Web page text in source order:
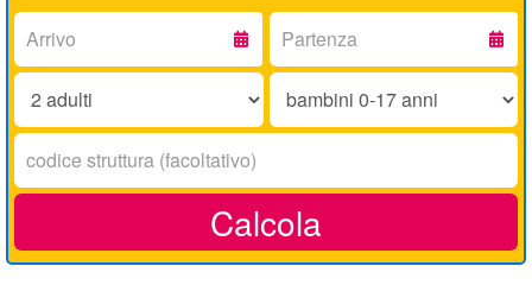
Arrivo:
Partenza:
Adulti:
Bambini
17
Codice
struttura:
Calcola